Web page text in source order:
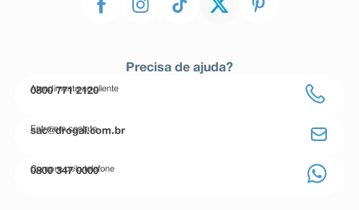
Precisa de ajuda?
Atendimento ao cliente
0800 771 2120
Entre em contato
sac@drogal.com.br
Compre pelo telefone
0800 347 0000